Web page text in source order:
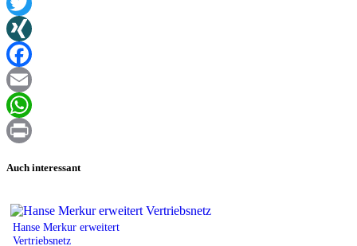
Twitter
XING
Facebook
Email
WhatsApp
Auch interessant
Hanse Merkur erweitert
Vertriebsnetz